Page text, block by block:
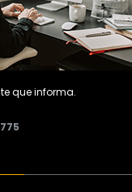
que informa.